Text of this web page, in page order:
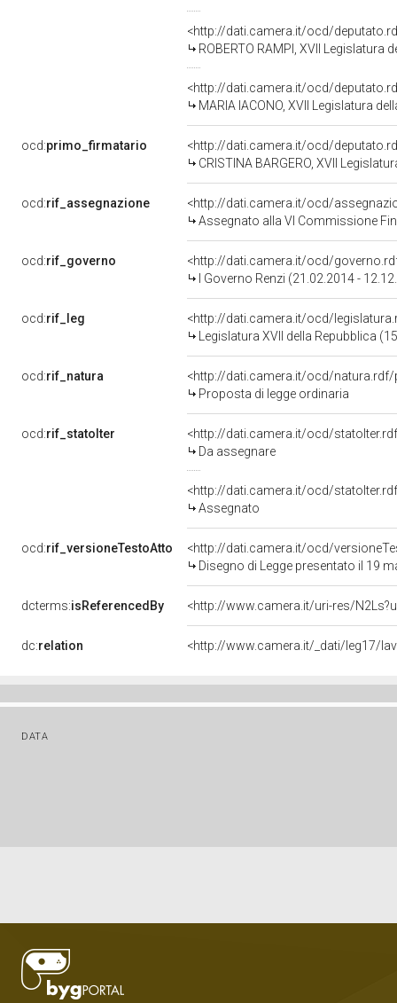
<http://dati.camera.it/ocd/
ROBERTO RAMPI, XVII Legislatura
<http://dati.camera.it/ocd/
MARIA IACONO, XVII Legislatura
ocd:primo_firmatario
<http://dati.camera.it/ocd/
CRISTINA BARGERO, XVII
ocd:rif_assegnazione
<http://dati.camera.it/ocd/
Assegnato alla VI Commissione
ocd:rif_governo
<http://dati.camera.it/ocd/
I Governo Renzi (21.02.2014 -
ocd:rif_leg
<http://dati.camera.it/ocd/
Legislatura XVII della Repubblica
ocd:rif_natura
<http://dati.camera.it/ocd/natura.rdf/
Proposta di legge ordinaria
ocd:rif_statoIter
<http://dati.camera.it/ocd/
Da assegnare
<http://dati.camera.it/ocd/
Assegnato
ocd:rif_versioneTestoAtto
<http://dati.camera.it/ocd/
Disegno di Legge presentato il 19
dcterms:isReferencedBy <http://www.camera.it/uri-res/
dc:relation <http://www.camera.it/_dati/leg17/
DATA